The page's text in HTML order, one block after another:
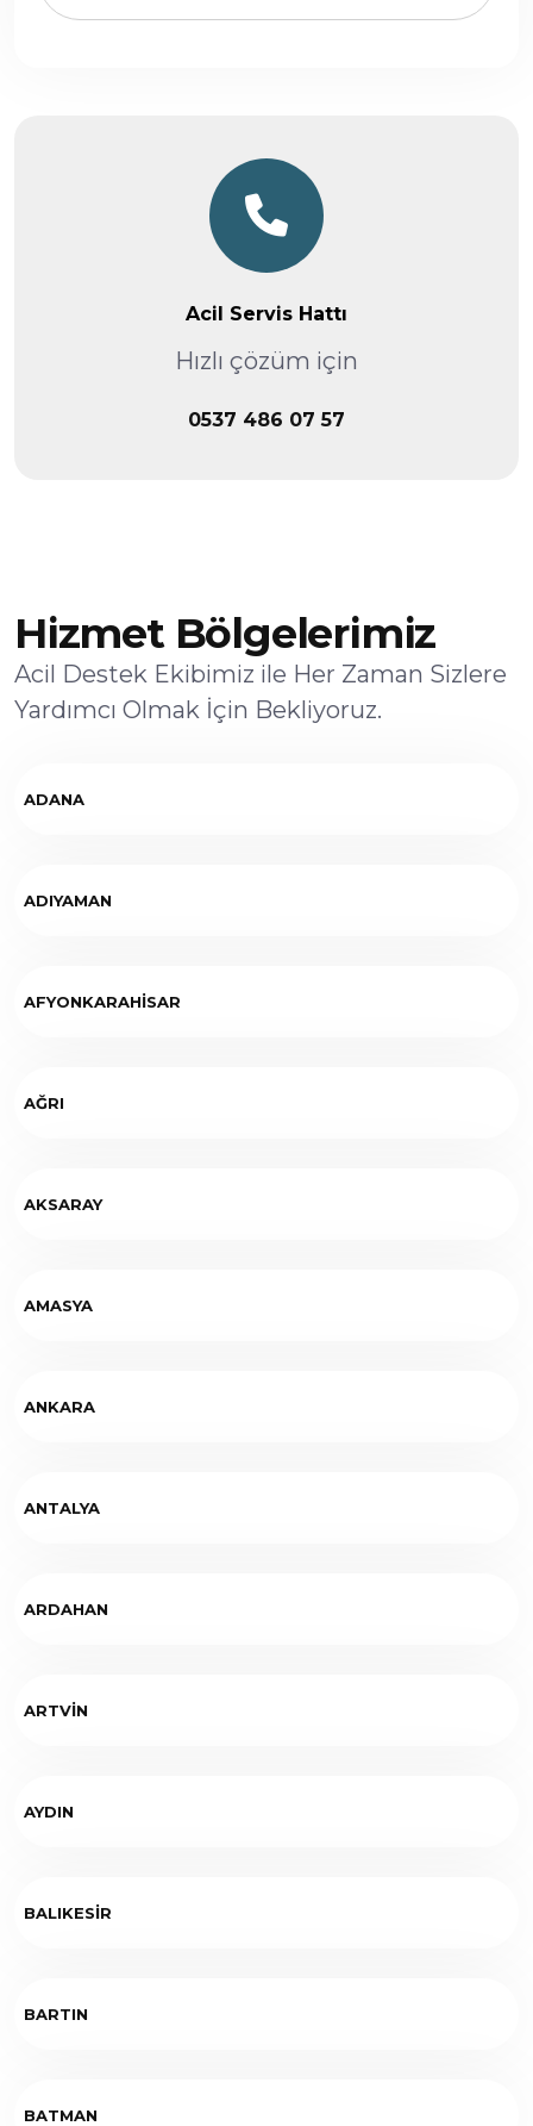
Acil Servis Hattı
Hızlı çözüm için
0537 486 07 57
Hizmet Bölgelerimiz
Acil Destek Ekibimiz ile Her Zaman Sizlere
Yardımcı Olmak İçin Bekliyoruz.
ADANA
ADIYAMAN
AFYONKARAHİSAR
AĞRI
AKSARAY
AMASYA
ANKARA
ANTALYA
ARDAHAN
ARTVİN
AYDIN
BALIKESİR
BARTIN
BATMAN